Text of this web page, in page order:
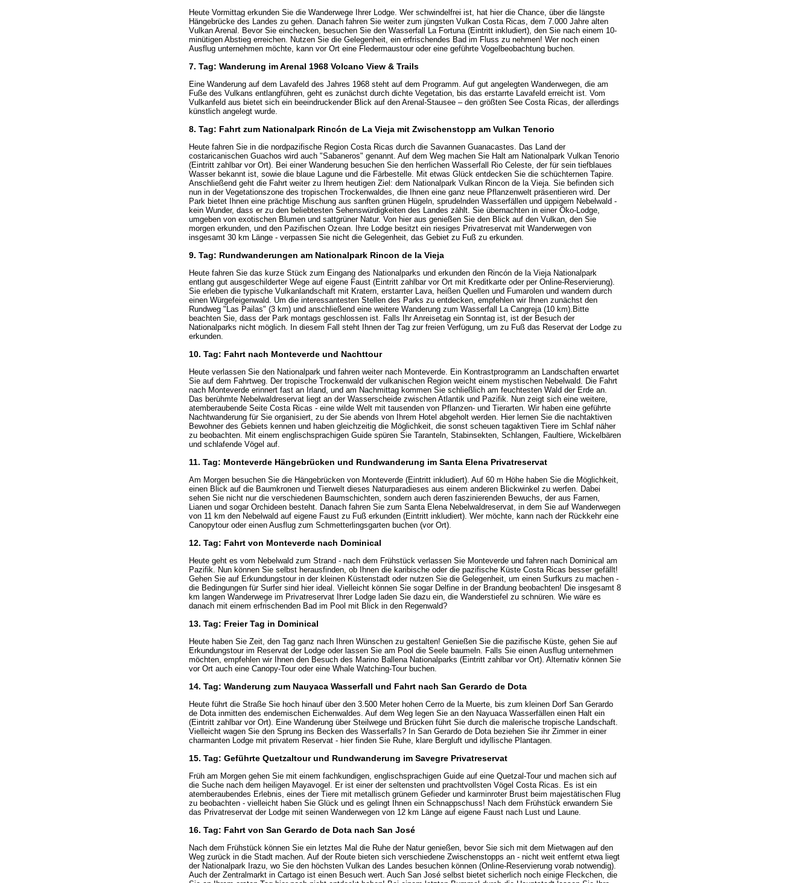
Heute Vormittag erkunden Sie die Wanderwege Ihrer Lodge. Wer schwindelfrei ist, hat hier die Chance, über die längste
Hängebrücke des Landes zu gehen. Danach fahren Sie weiter zum jüngsten Vulkan Costa Ricas, dem 7.000 Jahre alten
Vulkan Arenal. Bevor Sie einchecken, besuchen Sie den Wasserfall La Fortuna (Eintritt inkludiert), den Sie nach einem 10-
minütigen Abstieg erreichen. Nutzen Sie die Gelegenheit, ein erfrischendes Bad im Fluss zu nehmen! Wer noch einen
Ausflug unternehmen möchte, kann vor Ort eine Fledermaustour oder eine geführte Vogelbeobachtung buchen.
7. Tag: Wanderung im Arenal 1968 Volcano View & Trails
Eine Wanderung auf dem Lavafeld des Jahres 1968 steht auf dem Programm. Auf gut angelegten Wanderwegen, die am
Fuße des Vulkans entlangführen, geht es zunächst durch dichte Vegetation, bis das erstarrte Lavafeld erreicht ist. Vom
Vulkanfeld aus bietet sich ein beeindruckender Blick auf den Arenal-Stausee – den größten See Costa Ricas, der allerdings
künstlich angelegt wurde.
8. Tag: Fahrt zum Nationalpark Rincón de La Vieja mit Zwischenstopp am Vulkan Tenorio
Heute fahren Sie in die nordpazifische Region Costa Ricas durch die Savannen Guanacastes. Das Land der
costaricanischen Guachos wird auch "Sabaneros" genannt. Auf dem Weg machen Sie Halt am Nationalpark Vulkan Tenorio
(Eintritt zahlbar vor Ort). Bei einer Wanderung besuchen Sie den herrlichen Wasserfall Rio Celeste, der für sein tiefblaues
Wasser bekannt ist, sowie die blaue Lagune und die Färbestelle. Mit etwas Glück entdecken Sie die schüchternen Tapire.
Anschließend geht die Fahrt weiter zu Ihrem heutigen Ziel: dem Nationalpark Vulkan Rincon de la Vieja. Sie befinden sich
nun in der Vegetationszone des tropischen Trockenwaldes, die Ihnen eine ganz neue Pflanzenwelt präsentieren wird. Der
Park bietet Ihnen eine prächtige Mischung aus sanften grünen Hügeln, sprudelnden Wasserfällen und üppigem Nebelwald -
kein Wunder, dass er zu den beliebtesten Sehenswürdigkeiten des Landes zählt. Sie übernachten in einer Öko-Lodge,
umgeben von exotischen Blumen und sattgrüner Natur. Von hier aus genießen Sie den Blick auf den Vulkan, den Sie
morgen erkunden, und den Pazifischen Ozean. Ihre Lodge besitzt ein riesiges Privatreservat mit Wanderwegen von
insgesamt 30 km Länge - verpassen Sie nicht die Gelegenheit, das Gebiet zu Fuß zu erkunden.
9. Tag: Rundwanderungen am Nationalpark Rincon de la Vieja
Heute fahren Sie das kurze Stück zum Eingang des Nationalparks und erkunden den Rincón de la Vieja Nationalpark
entlang gut ausgeschilderter Wege auf eigene Faust (Eintritt zahlbar vor Ort mit Kreditkarte oder per Online-Reservierung).
Sie erleben die typische Vulkanlandschaft mit Kratern, erstarrter Lava, heißen Quellen und Fumarolen und wandern durch
einen Würgefeigenwald. Um die interessantesten Stellen des Parks zu entdecken, empfehlen wir Ihnen zunächst den
Rundweg "Las Pailas" (3 km) und anschließend eine weitere Wanderung zum Wasserfall La Cangreja (10 km).Bitte
beachten Sie, dass der Park montags geschlossen ist. Falls Ihr Anreisetag ein Sonntag ist, ist der Besuch der
Nationalparks nicht möglich. In diesem Fall steht Ihnen der Tag zur freien Verfügung, um zu Fuß das Reservat der Lodge zu
erkunden.
10. Tag: Fahrt nach Monteverde und Nachttour
Heute verlassen Sie den Nationalpark und fahren weiter nach Monteverde. Ein Kontrastprogramm an Landschaften erwartet
Sie auf dem Fahrtweg. Der tropische Trockenwald der vulkanischen Region weicht einem mystischen Nebelwald. Die Fahrt
nach Monteverde erinnert fast an Irland, und am Nachmittag kommen Sie schließlich am feuchtesten Wald der Erde an.
Das berühmte Nebelwaldreservat liegt an der Wasserscheide zwischen Atlantik und Pazifik. Nun zeigt sich eine weitere,
atemberaubende Seite Costa Ricas - eine wilde Welt mit tausenden von Pflanzen- und Tierarten. Wir haben eine geführte
Nachtwanderung für Sie organisiert, zu der Sie abends von Ihrem Hotel abgeholt werden. Hier lernen Sie die nachtaktiven
Bewohner des Gebiets kennen und haben gleichzeitig die Möglichkeit, die sonst scheuen tagaktiven Tiere im Schlaf näher
zu beobachten. Mit einem englischsprachigen Guide spüren Sie Taranteln, Stabinsekten, Schlangen, Faultiere, Wickelbären
und schlafende Vögel auf.
11. Tag: Monteverde Hängebrücken und Rundwanderung im Santa Elena Privatreservat
Am Morgen besuchen Sie die Hängebrücken von Monteverde (Eintritt inkludiert). Auf 60 m Höhe haben Sie die Möglichkeit,
einen Blick auf die Baumkronen und Tierwelt dieses Naturparadieses aus einem anderen Blickwinkel zu werfen. Dabei
sehen Sie nicht nur die verschiedenen Baumschichten, sondern auch deren faszinierenden Bewuchs, der aus Farnen,
Lianen und sogar Orchideen besteht. Danach fahren Sie zum Santa Elena Nebelwaldreservat, in dem Sie auf Wanderwegen
von 11 km den Nebelwald auf eigene Faust zu Fuß erkunden (Eintritt inkludiert). Wer möchte, kann nach der Rückkehr eine
Canopytour oder einen Ausflug zum Schmetterlingsgarten buchen (vor Ort).
12. Tag: Fahrt von Monteverde nach Dominical
Heute geht es vom Nebelwald zum Strand - nach dem Frühstück verlassen Sie Monteverde und fahren nach Dominical am
Pazifik. Nun können Sie selbst herausfinden, ob Ihnen die karibische oder die pazifische Küste Costa Ricas besser gefällt!
Gehen Sie auf Erkundungstour in der kleinen Küstenstadt oder nutzen Sie die Gelegenheit, um einen Surfkurs zu machen -
die Bedingungen für Surfer sind hier ideal. Vielleicht können Sie sogar Delfine in der Brandung beobachten! Die insgesamt 8
km langen Wanderwege im Privatreservat Ihrer Lodge laden Sie dazu ein, die Wanderstiefel zu schnüren. Wie wäre es
danach mit einem erfrischenden Bad im Pool mit Blick in den Regenwald?
13. Tag: Freier Tag in Dominical
Heute haben Sie Zeit, den Tag ganz nach Ihren Wünschen zu gestalten! Genießen Sie die pazifische Küste, gehen Sie auf
Erkundungstour im Reservat der Lodge oder lassen Sie am Pool die Seele baumeln. Falls Sie einen Ausflug unternehmen
möchten, empfehlen wir Ihnen den Besuch des Marino Ballena Nationalparks (Eintritt zahlbar vor Ort). Alternativ können Sie
vor Ort auch eine Canopy-Tour oder eine Whale Watching-Tour buchen.
14. Tag: Wanderung zum Nauyaca Wasserfall und Fahrt nach San Gerardo de Dota
Heute führt die Straße Sie hoch hinauf über den 3.500 Meter hohen Cerro de la Muerte, bis zum kleinen Dorf San Gerardo
de Dota inmitten des endemischen Eichenwaldes. Auf dem Weg legen Sie an den Nayuaca Wasserfällen einen Halt ein
(Eintritt zahlbar vor Ort). Eine Wanderung über Steilwege und Brücken führt Sie durch die malerische tropische Landschaft.
Vielleicht wagen Sie den Sprung ins Becken des Wasserfalls? In San Gerardo de Dota beziehen Sie ihr Zimmer in einer
charmanten Lodge mit privatem Reservat - hier finden Sie Ruhe, klare Bergluft und idyllische Plantagen.
15. Tag: Geführte Quetzaltour und Rundwanderung im Savegre Privatreservat
Früh am Morgen gehen Sie mit einem fachkundigen, englischsprachigen Guide auf eine Quetzal-Tour und machen sich auf
die Suche nach dem heiligen Mayavogel. Er ist einer der seltensten und prachtvollsten Vögel Costa Ricas. Es ist ein
atemberaubendes Erlebnis, eines der Tiere mit metallisch grünem Gefieder und karminroter Brust beim majestätischen Flug
zu beobachten - vielleicht haben Sie Glück und es gelingt Ihnen ein Schnappschuss! Nach dem Frühstück erwandern Sie
das Privatreservat der Lodge mit seinen Wanderwegen von 12 km Länge auf eigene Faust nach Lust und Laune.
16. Tag: Fahrt von San Gerardo de Dota nach San José
Nach dem Frühstück können Sie ein letztes Mal die Ruhe der Natur genießen, bevor Sie sich mit dem Mietwagen auf den
Weg zurück in die Stadt machen. Auf der Route bieten sich verschiedene Zwischenstopps an - nicht weit entfernt etwa liegt
der Nationalpark Irazu, wo Sie den höchsten Vulkan des Landes besuchen können (Online-Reservierung vorab notwendig).
Auch der Zentralmarkt in Cartago ist einen Besuch wert. Auch San José selbst bietet sicherlich noch einige Fleckchen, die